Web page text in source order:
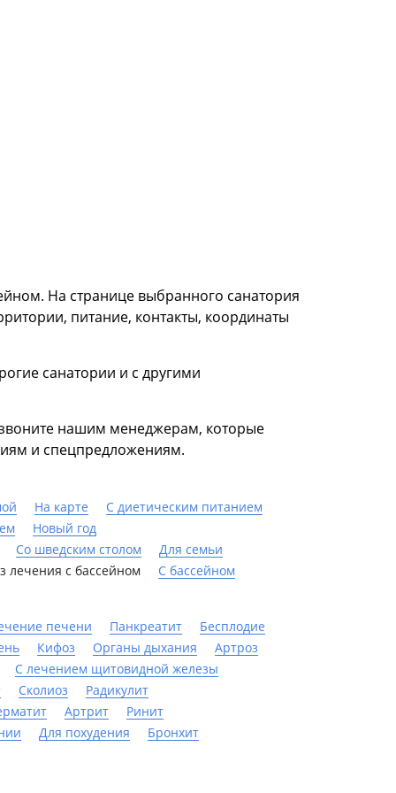
На странице выбранного санатория
питание, контакты, координаты
санатории и с другими
нашим менеджерам, которые
и спецпредложениям.
На карте
С диетическим питанием
Новый год
Со шведским столом
Для семьи
лечения с бассейном
C бассейном
печени Панкреатит
Бесплодие
Кифоз Органы дыхания
Артроз
С лечением щитовидной железы
Сколиоз
Радикулит
Артрит
Ринит
Для похудения
Бронхит